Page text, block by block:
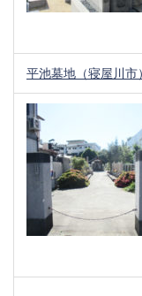
平池墓地（寝屋川市）